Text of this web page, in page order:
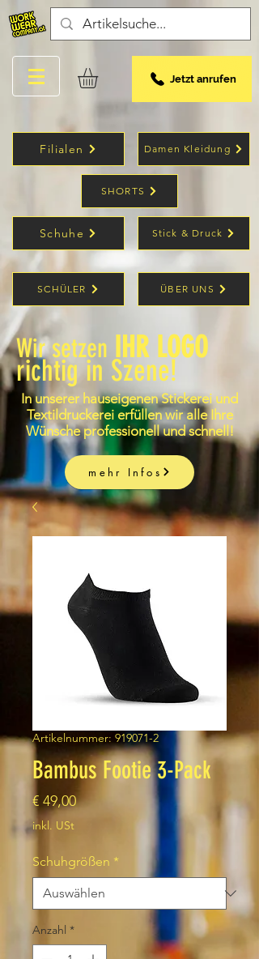
Jetzt anrufen
Filialen Damen Kleidung
SHORTS
Schuhe Stick & Druck
SCHÜLER ÜBER UNS
Wir setzen IHR LOGO
richtig in Szene!
In unserer hauseigenen Stickerei und
Textildruckerei erfüllen wir alle Ihre
Wünsche professionell und schnell!
mehr Infos
Artikelnummer: 919071-2
Bambus Footie 3-Pack
€ 49,00Preis
inkl. USt
Schuhgrößen *
Anzahl *